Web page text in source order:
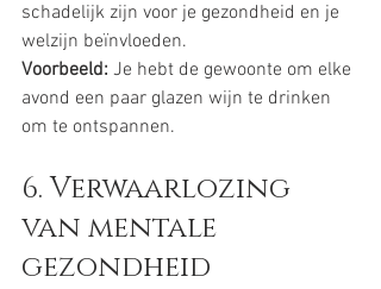
schadelijk zijn voor je gezondheid en je
welzijn beïnvloeden.
Voorbeeld: Je hebt de gewoonte om elke
avond een paar glazen wijn te drinken
om te ontspannen.
6. Verwaarlozing
van mentale
gezondheid